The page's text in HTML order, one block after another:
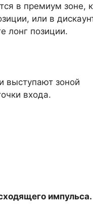
в премиум зоне,
или в
лонг позиции.
выступают зоной
входа.
импульса.